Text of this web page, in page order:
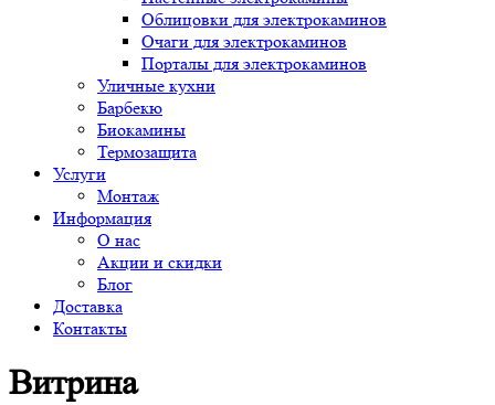
Облицовки для электрокаминов
Очаги для электрокаминов
Порталы для электрокаминов
Уличные кухни
Барбекю
Биокамины
Термозащита
Услуги
Монтаж
Информация
О нас
Акции и скидки
Блог
Доставка
Контакты
Витрина